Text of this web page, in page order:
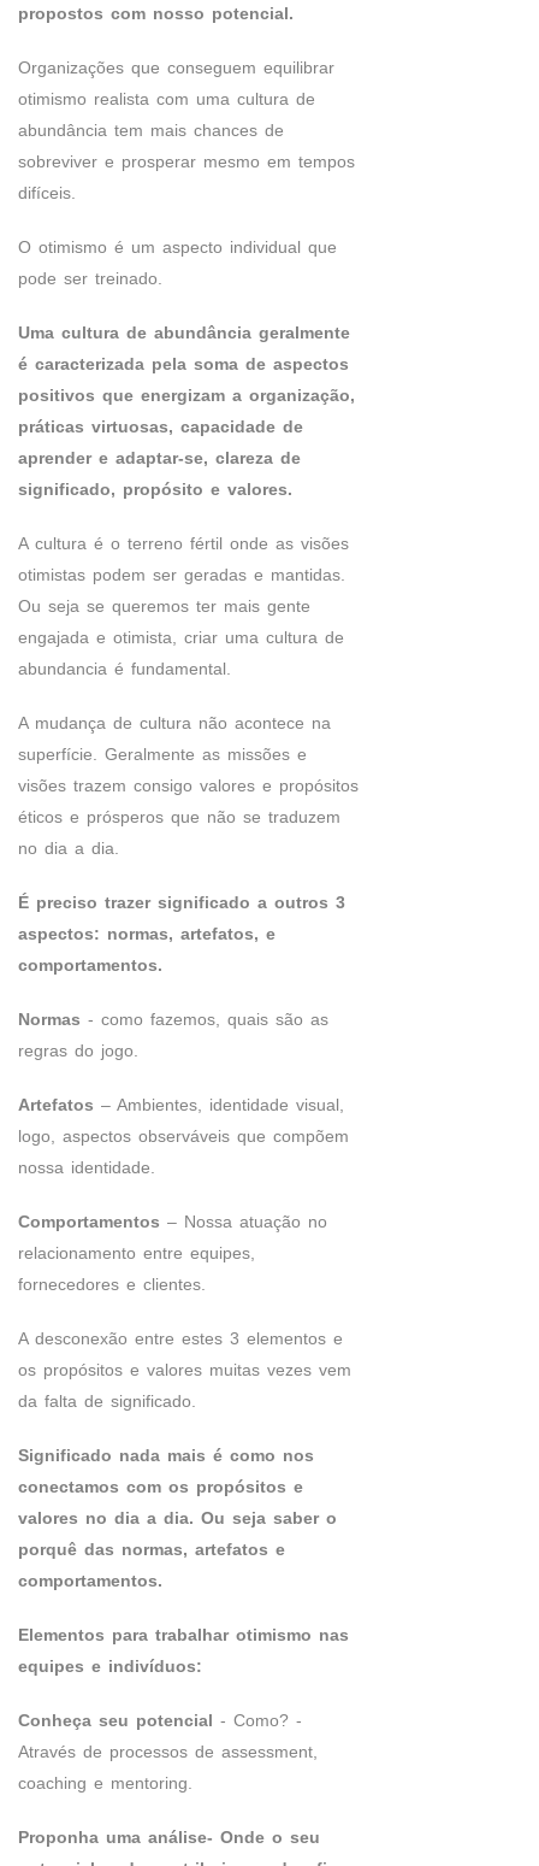
propostos com nosso potencial.
Organizações que conseguem equilibrar
otimismo realista com uma cultura de
abundância tem mais chances de
sobreviver e prosperar mesmo em tempos
difíceis.
O otimismo é um aspecto individual que
pode ser treinado.
Uma cultura de abundância geralmente
é caracterizada pela soma de aspectos
positivos que energizam a organização,
práticas virtuosas, capacidade de
aprender e adaptar-se, clareza de
significado, propósito e valores.
A cultura é o terreno fértil onde as visões
otimistas podem ser geradas e mantidas.
Ou seja se queremos ter mais gente
engajada e otimista, criar uma cultura de
abundancia é fundamental.
A mudança de cultura não acontece na
superfície. Geralmente as missões e
visões trazem consigo valores e propósitos
éticos e prósperos que não se traduzem
no dia a dia.
É preciso trazer significado a outros 3
aspectos: normas, artefatos, e
comportamentos.
Normas - como fazemos, quais são as
regras do jogo.
Artefatos – Ambientes, identidade visual,
logo, aspectos observáveis que compõem
nossa identidade.
Comportamentos – Nossa atuação no
relacionamento entre equipes,
fornecedores e clientes.
A desconexão entre estes 3 elementos e
os propósitos e valores muitas vezes vem
da falta de significado.
Significado nada mais é como nos
conectamos com os propósitos e
valores no dia a dia. Ou seja saber o
porquê das normas, artefatos e
comportamentos.
Elementos para trabalhar otimismo nas
equipes e indivíduos:
Conheça seu potencial - Como? -
Através de processos de assessment,
coaching e mentoring.
Proponha uma análise- Onde o seu